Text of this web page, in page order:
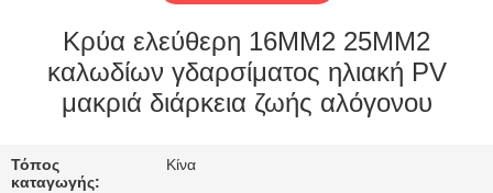
ΓΎΡΟΣ
ΕΡΓΟΣΤΑΣΊΩΝ
ΈΛΕΓΧΟΣ
Κρύα ελεύθερη 16MM2 25MM2
καλωδίων γδαρσίματος ηλιακή PV
μακριά διάρκεια ζωής αλόγονου
Τόπος
καταγωγής:
Κίνα